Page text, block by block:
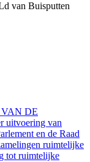
van Buisputten
DE
uitvoering van
en de Raad
ruimtelijke
tot ruimtelijke